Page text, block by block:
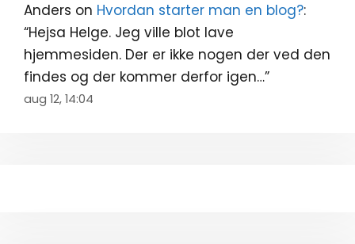
Anders on Hvordan starter man en blog?:
“Hejsa Helge. Jeg ville blot lave
hjemmesiden. Der er ikke nogen der ved den
findes og der kommer derfor igen…”
aug 12, 14:04